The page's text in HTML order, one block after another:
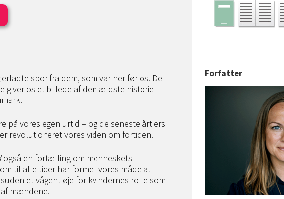
spor fra dem, som var her før os. De
giver os et billede af den ældste historie
vores egen urtid – og de seneste årtiers
revolutioneret vores viden om fortiden.
også en fortælling om menneskets
til alle tider har formet vores måde at
et vågent øje for kvindernes rolle som
mændene.
Forfatter